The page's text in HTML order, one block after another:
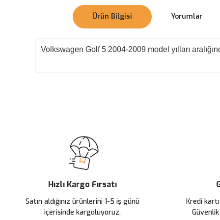
Ürün Bilgisi Yorumlar
Volkswagen Golf 5 2004-2009 model yılları
Ürün açıklamasında eksik bilgiler bulunuyor.
Ürün bilgilerinde hatalar bulunuyor.
Ürün fiyatı diğer sitelerden daha pahalı.
Bu ürüne benzer farklı alternatifler olmalı.
Hızlı Kargo Fırsatı
Satın aldığınız ürünlerini 1-5 iş günü
içerisinde kargoluyoruz.
Kredi